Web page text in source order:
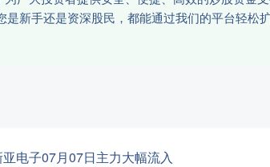
新手还是资深股民，都能通过我们的平台轻松
电子07月07日主力大幅流入